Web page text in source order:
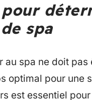
pour
spa
au spa ne doit
optimal pour une
est essentiel